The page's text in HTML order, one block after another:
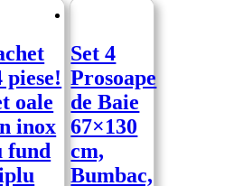
piese!
oale
inox
fund
Set 4
Prosoape
de Baie
67×130
cm,
Bumbac,